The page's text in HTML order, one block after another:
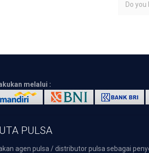
Do you
melalui :
PULSA
agen pulsa / distributor pulsa sebagai